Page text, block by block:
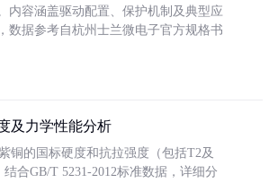
内容涵盖驱动配置、保护机制及典型应
数据参考自杭州士兰微电子官方规格书
及力学性能分析
铜的国标硬度和抗拉强度（包括T2及
合GB/T 5231-2012标准数据，详细分